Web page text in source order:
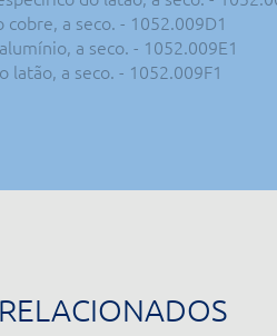
a seco. - 1052.009D1
a seco. - 1052.009E1
latão, a seco. - 1052.009F1